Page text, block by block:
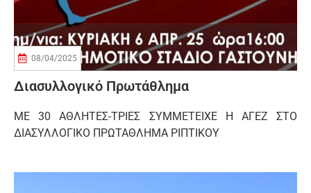
08/04/2025
Διασυλλογικό Πρωτάθλημα
ΜΕ 30 ΑΘΛΗΤΕΣ-ΤΡΙΕΣ ΣΥΜΜΕΤΕΙΧΕ Η ΑΓΕΖ ΣΤΟ
ΔΙΑΣΥΛΛΟΓΙΚΟ ΠΡΩΤΑΘΛΗΜΑ ΡΙΠΤΙΚΟΥ